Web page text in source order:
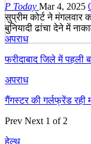
P Today Mar 4, 2025
सुप्रीम कोर्ट ने मंगलवार
बुनियादी ढांचा देने में
अपराध
फरीदाबाद जिले में
अपराध
गैंगस्टर की गर्लफ्रेंड रही
Prev Next 1 of 2
हेल्थ